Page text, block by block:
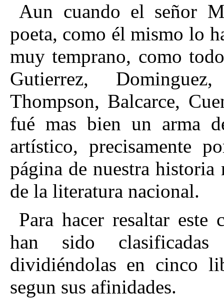
Aun cuando el señor
poeta, como él mismo lo
muy temprano, como
Gutierrez,
Thompson, Balcarce,
fué mas bien un arma
artístico, precisamente
página de nuestra
de la literatura nacional.
Para hacer resaltar este
han sido
dividiéndolas en cinco
segun sus afinidades.